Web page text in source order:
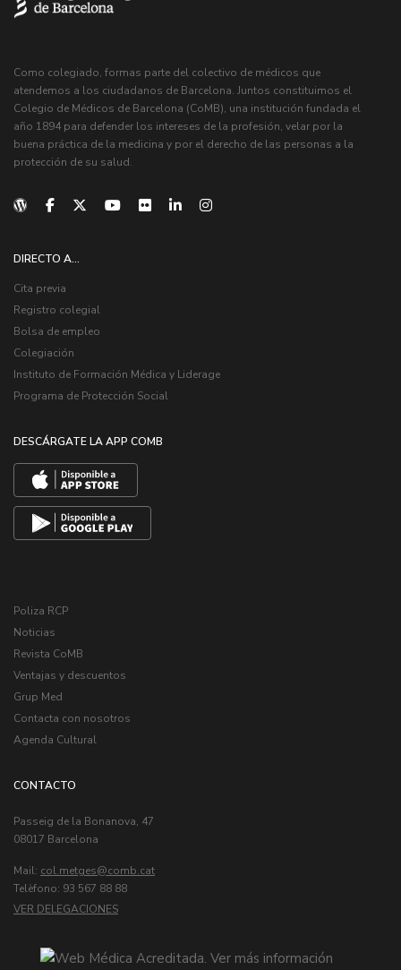
Como colegiado, formas parte del colectivo de médicos que
atendemos a los ciudadanos de Barcelona. Juntos constituimos el
Colegio de Médicos de Barcelona (CoMB), una institución fundada el
año 1894 para defender los intereses de la profesión, velar por la
buena práctica de la medicina y por el derecho de las personas a la
protección de su salud.
DIRECTO A...
Cita previa
Registro colegial
Bolsa de empleo
Colegiación
Instituto de Formación Médica y Liderage
Programa de Protección Social
DESCÁRGATE LA APP COMB
Poliza RCP
Noticias
Revista CoMB
Ventajas y descuentos
Grup Med
Contacta con nosotros
Agenda Cultural
CONTACTO
Passeig de la Bonanova, 47
08017 Barcelona
Mail: col.metges
Telèfono: 93 567 88 88
VER DELEGACIONES